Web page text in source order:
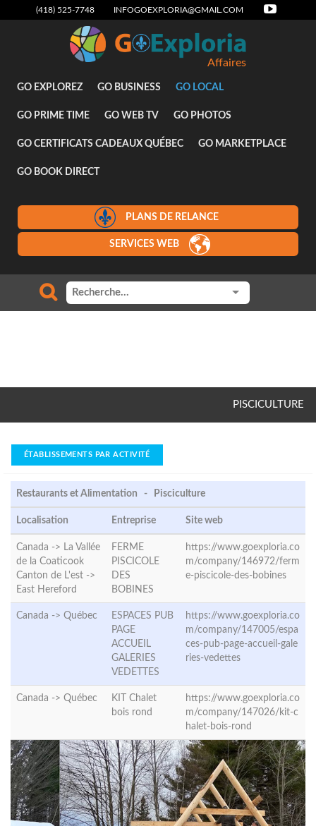
(418) 525-7748 INFOGOEXPLORIA@GMAIL.COM
Affaires
GO EXPLOREZ GO BUSINESS GO LOCAL
GO PRIME TIME GO WEB TV GO PHOTOS
GO CERTIFICATS CADEAUX QUÉBEC GO MARKETPLACE
GO BOOK DIRECT
PLANS DE RELANCE
SERVICES WEB
PISCICULTURE
ÉTABLISSEMENTS PAR ACTIVITÉ
Restaurants et Alimentation - Pisciculture
Localisation Entreprise Site web
Canada -> La Vallée
de la Coaticook
Canton de L'est ->
East Hereford
FERME
PISCICOLE
DES
BOBINES
https://www.goexploria.co
m/company/146972/ferm
e-piscicole-des-bobines
Canada -> Québec
ESPACES PUB
PAGE
ACCUEIL
GALERIES
VEDETTES
https://www.goexploria.co
m/company/147005/espa
ces-pub-page-accueil-gale
ries-vedettes
Canada -> Québec
KIT Chalet
bois rond
https://www.goexploria.co
m/company/147026/kit-c
halet-bois-rond